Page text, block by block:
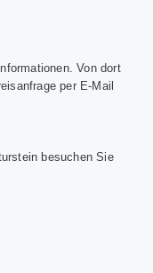
Von dort
per E-Mail
besuchen Sie